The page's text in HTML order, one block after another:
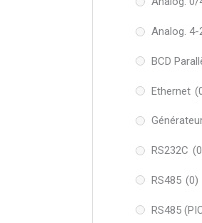
Analog. 4-
BCD
Ethernet
RS232C
RS485 (0)
RS485